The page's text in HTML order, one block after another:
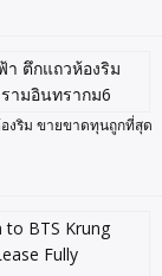
งริม ขายขาดทุนถูกที่สุด